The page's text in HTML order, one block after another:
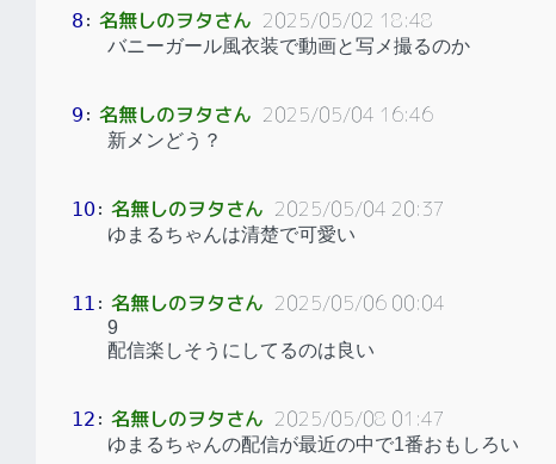
8 ： 名無しのヲタさん 2025/05/02 18:48
バニーガール風衣装で動画と写メ撮るのか
9 ： 名無しのヲタさん 2025/05/04 16:46
新メンどう？
10： 名無しのヲタさん 2025/05/04 20:37
ゆまるちゃんは清楚で可愛い
11 ： 名無しのヲタさん 2025/05/06 00:04
9
配信楽しそうにしてるのは良い
12 ： 名無しのヲタさん 2025/05/08 01:47
ゆまるちゃんの配信が最近の中で1番おもしろい